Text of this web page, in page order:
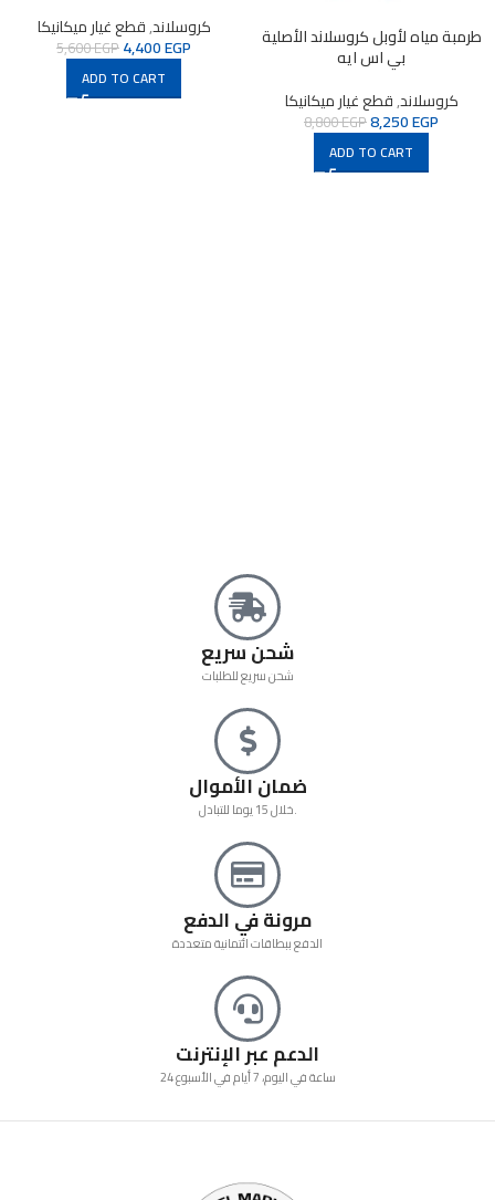
كروسلاند,قطع غيار ميكانيكا
5,600EGP4,400EGP
ADD TO CART
طرمبة مياه لأوبل كروسلاند الأصلية
بي اس ايه
كروسلاند,قطع غيار ميكانيكا
8,800EGP8,250EGP
ADD TO CART
شحن سريع
شحن سريع للطلبات
ضمان الأموال
خلال 15 يوما للتبادل.
مرونة في الدفع
الدفع ببطاقات ائتمانية متعددة
الدعم عبر الإنترنت
24 ساعة في اليوم، 7 أيام في الأسبوع